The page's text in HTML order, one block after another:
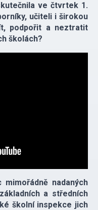
ve čtvrtek 1.
učiteli i širokou
podpořit a neztratit
školách?
nadaných
a středních
školní inspekce jich